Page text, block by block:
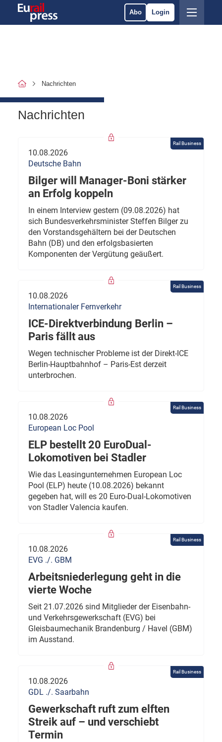
Abo Login
Nachrichten
Nachrichten
Rail Business
10.08.2026
Deutsche Bahn
Bilger will Manager-Boni stärker
an Erfolg koppeln
In einem Interview gestern (09.08.2026) hat
sich Bundesverkehrsminister Steffen Bilger zu
den Vorstandsgehältern bei der Deutschen
Bahn (DB) und den erfolgsbasierten
Komponenten der Vergütung geäußert.
Rail Business
10.08.2026
Internationaler Fernverkehr
ICE-Direktverbindung Berlin –
Paris fällt aus
Wegen technischer Probleme ist der Direkt-ICE
Berlin-Hauptbahnhof – Paris-Est derzeit
unterbrochen.
Rail Business
10.08.2026
European Loc Pool
ELP bestellt 20 EuroDual-
Lokomotiven bei Stadler
Wie das Leasingunternehmen European Loc
Pool (ELP) heute (10.08.2026) bekannt
gegeben hat, will es 20 Euro-Dual-Lokomotiven
von Stadler Valencia kaufen.
Rail Business
10.08.2026
EVG ./. GBM
Arbeitsniederlegung geht in die
vierte Woche
Seit 21.07.2026 sind Mitglieder der Eisenbahn-
und Verkehrsgewerkschaft (EVG) bei
Gleisbaumechanik Brandenburg / Havel (GBM)
im Ausstand.
Rail Business
10.08.2026
GDL ./. Saarbahn
Gewerkschaft ruft zum elften
Streik auf – und verschiebt
Termin